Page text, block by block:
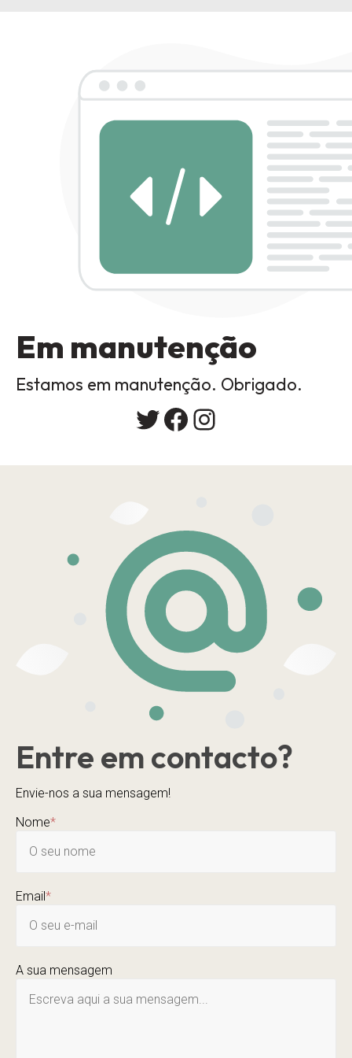
Em manutenção
Estamos em manutenção. Obrigado.
Twitter
Facebook
Instagram
Entre em contacto?
Envie-nos a sua mensagem!
Nome*
Email*
A sua mensagem